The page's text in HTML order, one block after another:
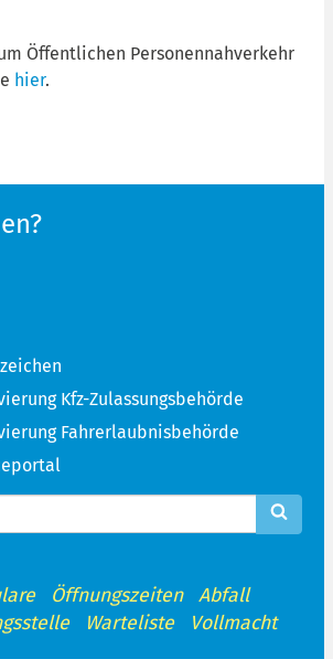
Öffentlichen Personennahverkehr
hier.
Kfz-Zulassungsbehörde
Fahrerlaubnisbehörde
Öffnungszeiten
Abfall
Warteliste Vollmacht